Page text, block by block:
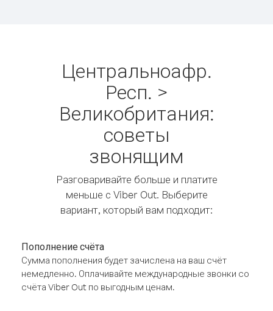
Центральноафр.
Респ. >
Великобритания:
советы
звонящим
Разговаривайте больше и платите
меньше с Viber Out. Выберите
вариант, который вам подходит:
Пополнение счёта
Сумма пополнения будет зачислена на ваш счёт
немедленно. Оплачивайте международные звонки со
счёта Viber Out по выгодным ценам.